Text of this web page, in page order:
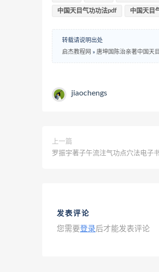
中国天目气功功法pdf 中国天目
转载请说明出处
启杰教程网 » 唐坤国陈治亲著中国天
jiaochengs
上一篇
罗振宇著子午流注气功点穴法电子
发表评论
您需要登录后才能发表评论